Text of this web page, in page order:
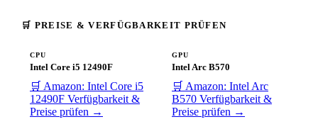
🛒 PREISE & VERFÜGBARKEIT PRÜFEN
CPU
Intel Core i5 12490F
🛒 Amazon: Intel Core i5
12490F Verfügbarkeit &
Preise prüfen →
GPU
Intel Arc B570
🛒 Amazon: Intel Arc
B570 Verfügbarkeit &
Preise prüfen →